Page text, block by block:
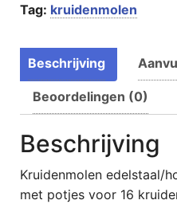
Tag: kruidenmolen
Beschrijving
Beoordelingen (0)
Beschrijving
Kruidenmolen edelstaal/
met potjes voor 16